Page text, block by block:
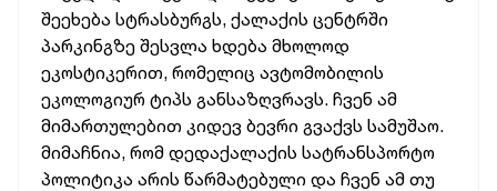
შეეხება სტრასბურგს, ქალაქის ცენტრში
პარკინგზე შესვლა ხდება მხოლოდ
ეკოსტიკერით, რომელიც ავტომობილის
ეკოლოგიურ ტიპს განსაზღვრავს. ჩვენ ამ
მიმართულებით კიდევ ბევრი გვაქვს სამუშაო.
მიმაჩნია, რომ დედაქალაქის სატრანსპორტო
პოლიტიკა არის წარმატებული და ჩვენ ამ თუ